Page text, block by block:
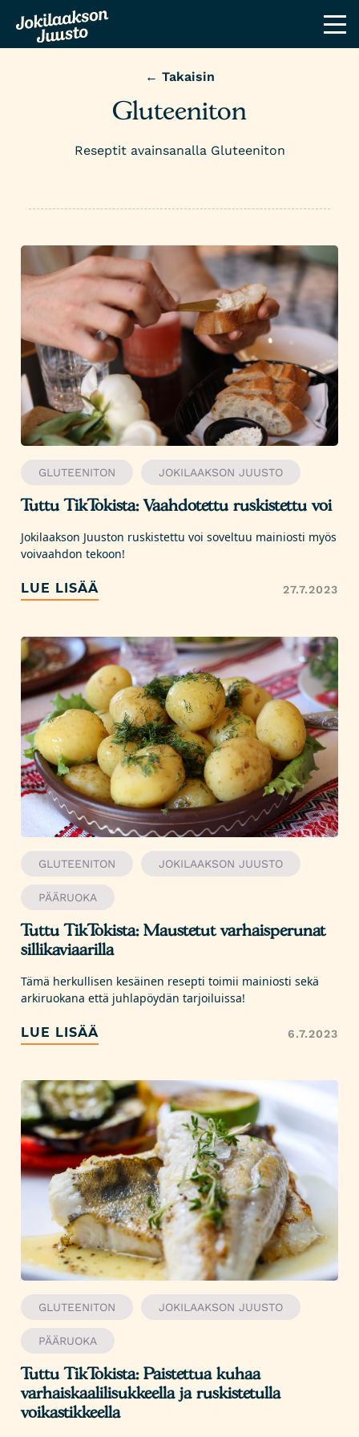
← Takaisin
Gluteeniton
Reseptit avainsanalla Gluteeniton
GLUTEENITON JOKILAAKSON JUUSTO
Tuttu TikTokista: Vaahdotettu ruskistettu voi
Jokilaakson Juuston ruskistettu voi soveltuu mainiosti myös
voivaahdon tekoon!
LUE LISÄÄ 27.7.2023
GLUTEENITON JOKILAAKSON JUUSTO
PÄÄRUOKA
Tuttu TikTokista: Maustetut varhaisperunat
sillikaviaarilla
Tämä herkullisen kesäinen resepti toimii mainiosti sekä
arkiruokana että juhlapöydän tarjoiluissa!
LUE LISÄÄ 6.7.2023
GLUTEENITON JOKILAAKSON JUUSTO
PÄÄRUOKA
Tuttu TikTokista: Paistettua kuhaa
varhaiskaalilisukkeella ja ruskistetulla
voikastikkeella